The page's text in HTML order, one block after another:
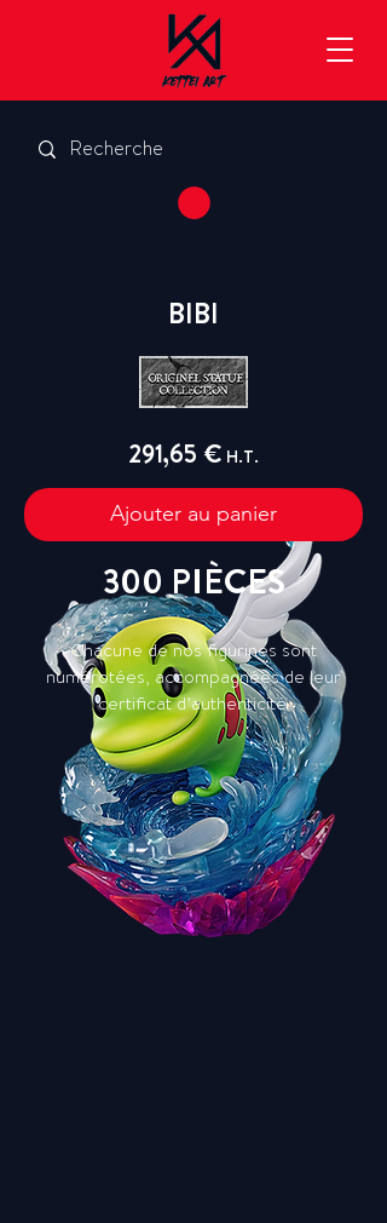
BIBI
291,65 € H.T.
Ajouter au panier
300 PIÈCES
Chacune de nos figurines sont
numérotées, accompagnées de leur
certificat d’authenticité.